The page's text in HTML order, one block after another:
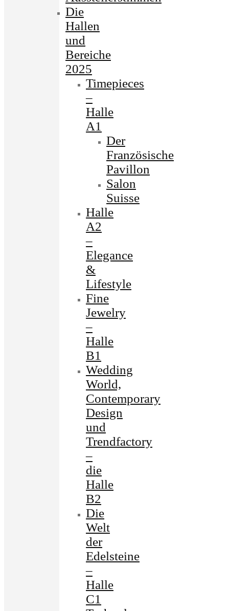
Die
Hallen
und
Bereiche
2025
Timepieces
–
Halle
A1
Der
Französische
Pavillon
Salon
Suisse
Halle
A2
–
Elegance
&
Lifestyle
Fine
Jewelry
–
Halle
B1
Wedding
World,
Contemporary
Design
und
Trendfactory
–
die
Halle
B2
Die
Welt
der
Edelsteine
–
Halle
C1